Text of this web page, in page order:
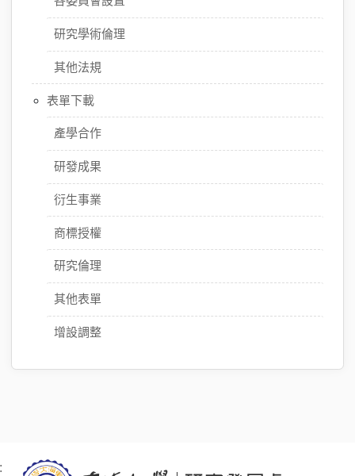
研究學術倫理
其他法規
表單下載
產學合作
研發成果
衍生事業
商標授權
研究倫理
其他表單
增設調整